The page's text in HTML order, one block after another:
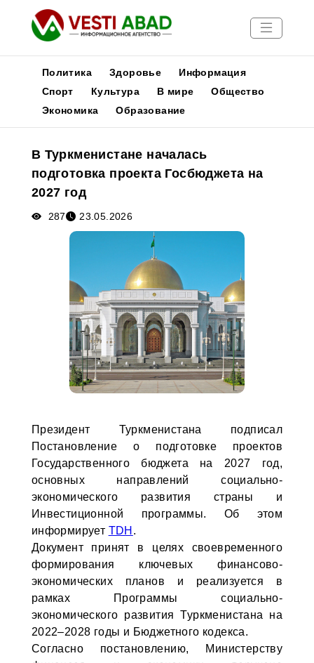
Новости
Медиа
Афиша
Политика Здоровье
Информация
Спорт
Культура В мире
Общество
Экономика
Образование
В Туркменистане началась
подготовка проекта Госбюджета на
2027 год
287 23.05.2026
Президент Туркменистана подписал
Постановление о подготовке проектов
Государственного бюджета на 2027 год,
основных направлений социально-
экономического развития страны и
Инвестиционной программы. Об этом
информирует TDH .
Документ принят в целях своевременного
формирования ключевых финансово-
экономических планов и реализуется в
рамках Программы социально-
экономического развития Туркменистана на
2022–2028 годы и Бюджетного кодекса.
Согласно постановлению, Министерству